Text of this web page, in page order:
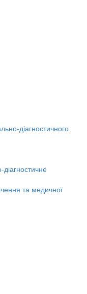
діагностичного
діагностичне
та медичної